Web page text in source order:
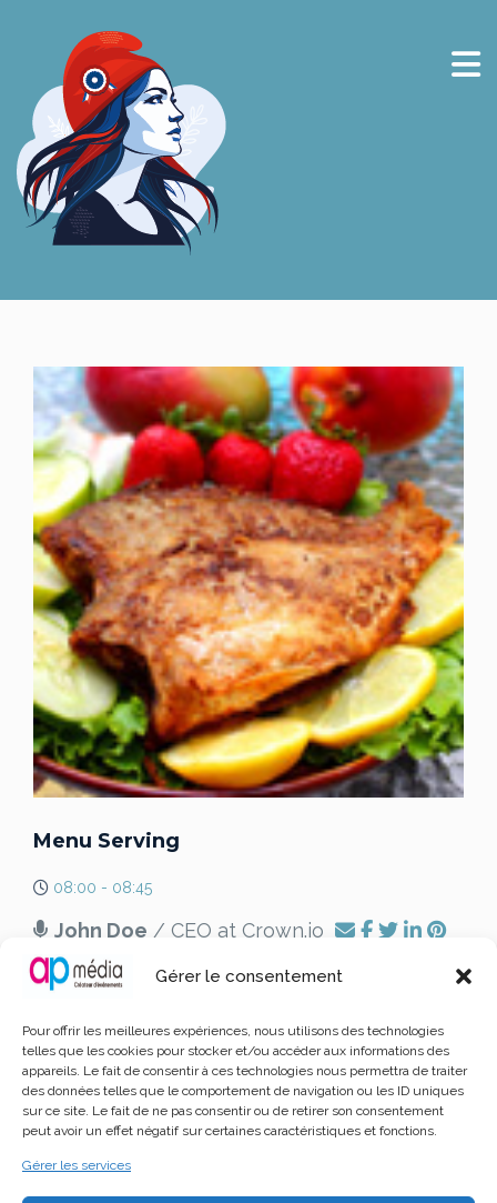
Gérer le consentement
Pour offrir les meilleures expériences, nous utilisons des technologies
telles que les cookies pour stocker et/ou accéder aux informations des
appareils. Le fait de consentir à ces technologies nous permettra de traiter
des données telles que le comportement de navigation ou les ID uniques
sur ce site. Le fait de ne pas consentir ou de retirer son consentement
peut avoir un effet négatif sur certaines caractéristiques et fonctions.
Gérer les services
Menu Serving
08:00 - 08:45
John Doe / CEO at Crown.io
Lorem ipsum dolor sit amet, consectetur adipiscing elit.
Sed vitae diam metus. Donec cursus magna eget sem
tincidunt. Phasellus scelerisque nisl non ullamcorper
pellentesque. Nunc sagittis, felis in feugiat mollis, libero
eros consectetur elit non cursus lacus nisl at dolor.
Lorem ipsum dolor sit amet, consectetur adipiscing elit.
Sed vitae diam metus. Donec cursus magna eget sem
convallis facilisis. Vestibulum dictum nibh at ullamcorper
pellentesque. Nunc sagittis, felis in feugiat mollis, libero